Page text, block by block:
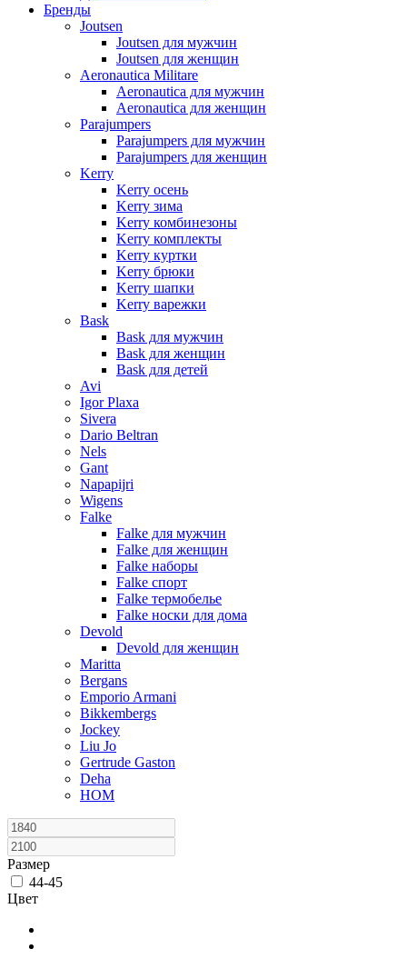
Бренды
Joutsen
Joutsen для мужчин
Joutsen для женщин
Aeronautica Militare
Aeronautica для мужчин
Aeronautica для женщин
Parajumpers
Parajumpers для мужчин
Parajumpers для женщин
Kerry
Kerry осень
Kerry зима
Kerry комбинезоны
Kerry комплекты
Kerry куртки
Kerry брюки
Kerry шапки
Kerry варежки
Bask
Bask для мужчин
Bask для женщин
Bask для детей
Avi
Igor Plaxa
Sivera
Dario Beltran
Nels
Gant
Napapijri
Wigens
Falke
Falke для мужчин
Falke для женщин
Falke наборы
Falke спорт
Falke термобелье
Falke носки для дома
Devold
Devold для женщин
Maritta
Bergans
Emporio Armani
Bikkembergs
Jockey
Liu Jo
Gertrude Gaston
Deha
HOM
Размер
44-45
Цвет